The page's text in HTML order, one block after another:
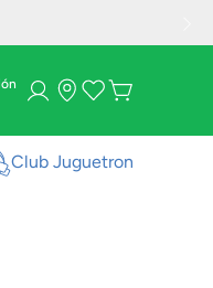
Club Juguetron